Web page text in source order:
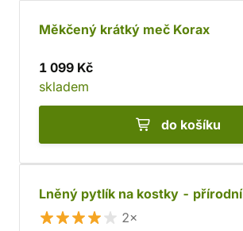
Měkčený krátký meč Korax
1 099 Kč
skladem
do košíku
Lněný pytlík na kostky - přírodní
2×